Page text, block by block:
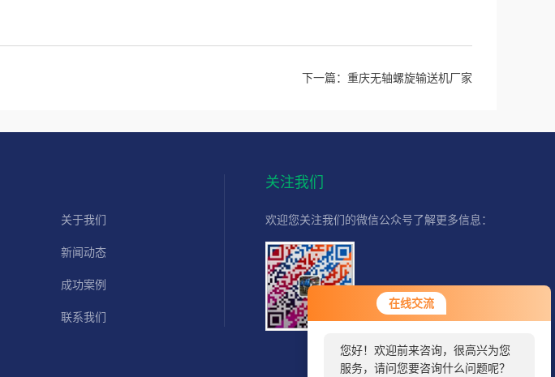
在线交流
您好！欢迎前来咨询，很高兴为您
服务，请问您要咨询什么问题呢？
您好，看您停留很久了，是否找到
了需求产品，您可以直接在线与我
下一篇： 重庆无轴螺旋输送机厂家
关于我们
新闻动态
成功案例
联系我们
关注我们
欢迎您关注我们的微信公众号了解更多信息：
扫一扫
关注我们